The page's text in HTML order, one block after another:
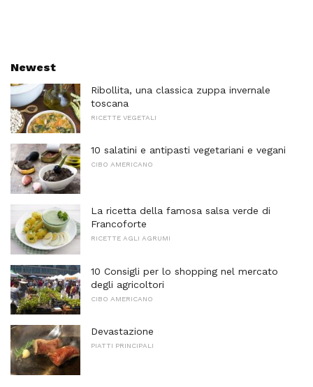
Newest
Ribollita, una classica zuppa invernale
toscana
RICETTE VEGETALI
10 salatini e antipasti vegetariani e vegani
CIBO AMERICANO
La ricetta della famosa salsa verde di
Francoforte
RICETTE AGLI AGRUMI
10 Consigli per lo shopping nel mercato
degli agricoltori
CIBO AMERICANO
Devastazione
PIATTI PRINCIPALI